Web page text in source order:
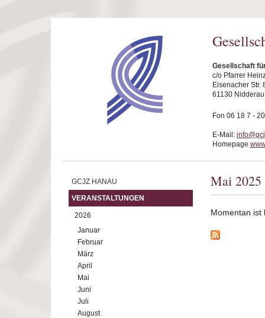
Gesellschaft
c/o Pfarrer
Eisenacher Str.
61130 Nidderau
Fon 06 18 7 -
E-Mail:
Homepage
GCJZ HANAU
VERANSTALTUNGEN
2026
Januar
Februar
März
April
Mai
Juni
Juli
August
Mai 2025
Momentan ist